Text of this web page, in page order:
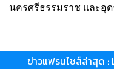
นครศรีธรรมราช และอุ
ข่าวแฟรนไชส์ล่าสุด :